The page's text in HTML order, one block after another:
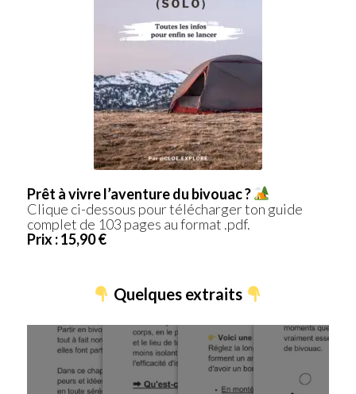
Prêt à vivre l’aventure du bivouac ?
Clique ci-dessous pour télécharger ton guide
complet de 103 pages au format .pdf.
Prix : 15,90 €
Quelques extraits